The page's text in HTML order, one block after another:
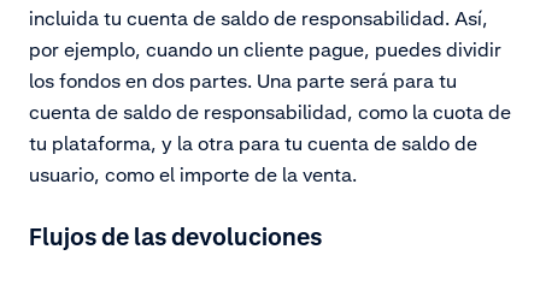
incluida tu cuenta de saldo de responsabilidad. Así,
por ejemplo, cuando un cliente pague, puedes dividir
los fondos en dos partes. Una parte será para tu
cuenta de saldo de responsabilidad, como la cuota de
tu plataforma, y la otra para tu cuenta de saldo de
usuario, como el importe de la venta.
Flujos de las devoluciones